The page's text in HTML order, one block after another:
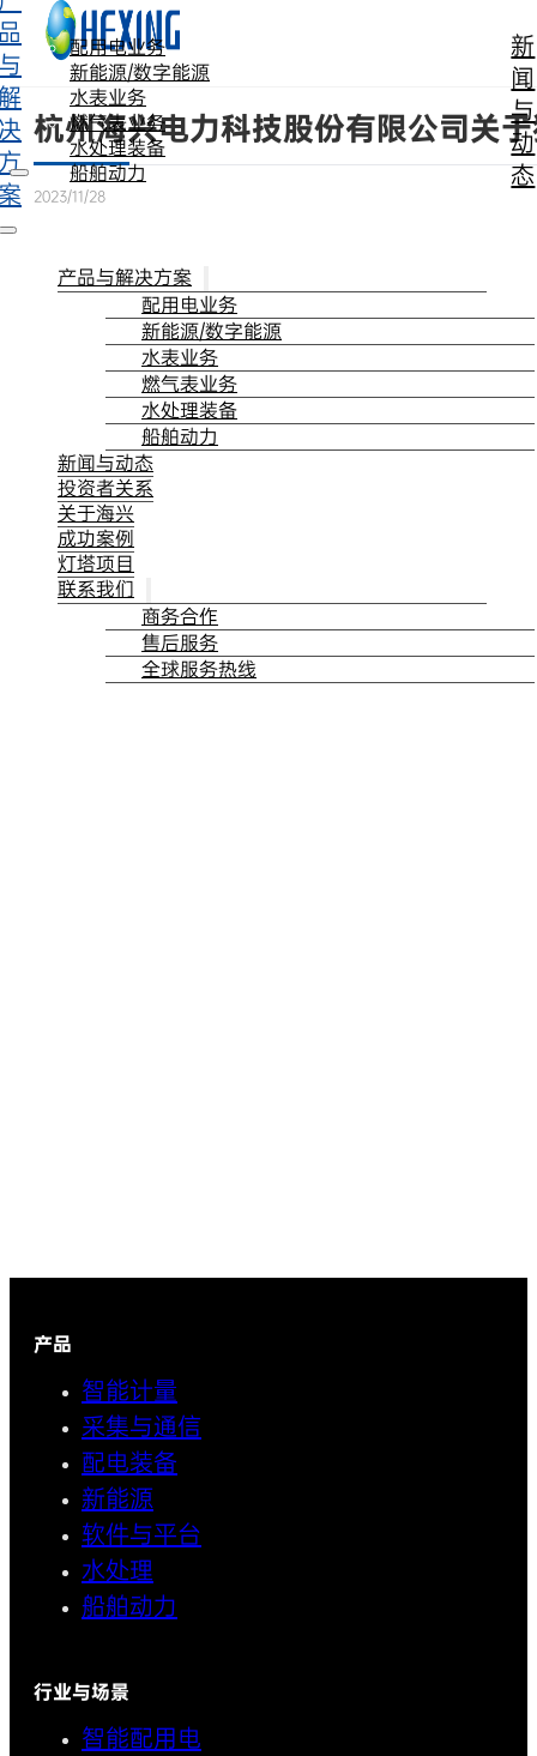
跳转到主要内容 跳转到页脚
配用电业务
新能源/数字能源
水表业务
燃气表业务
水处理装备
船舶动力
新
闻
与
动
态
产品与解决方案
配用电业务
新能源/数字能源
水表业务
燃气表业务
水处理装备
船舶动力
新闻与动态
投资者关系
关于海兴
成功案例
灯塔项目
联系我们
商务合作
售后服务
全球服务热线
杭州海兴电力科技股份有限公司关
2023/11/28
产品
智能计量
采集与通信
配电装备
新能源
软件与平台
水处理
船舶动力
行业与场景
智能配用电